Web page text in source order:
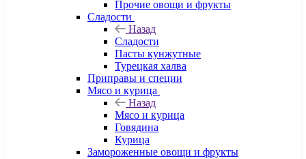
Прочие овощи и фрукты
Сладости
Назад
Сладости
Пасты кунжутные
Турецкая халва
Приправы и специи
Мясо и курица
Назад
Мясо и курица
Говядина
Курица
Замороженные овощи и фрукты